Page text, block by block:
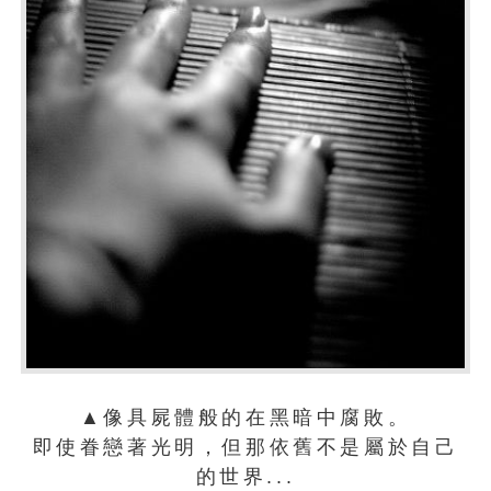
▲像具屍體般的在黑暗中腐敗。
即使眷戀著光明，但那依舊不是屬於自己
的世界...